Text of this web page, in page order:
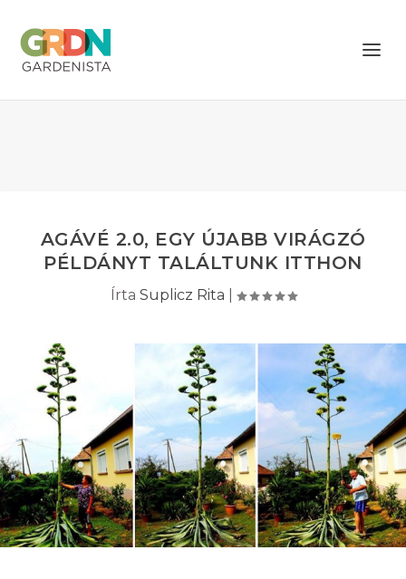
AGÁVÉ 2.0, EGY ÚJABB VIRÁGZÓ
PÉLDÁNYT TALÁLTUNK ITTHON
Írta Suplicz Rita